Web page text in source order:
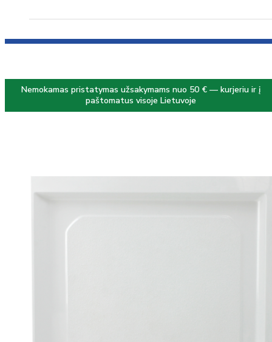
Nemokamas pristatymas užsakymams nuo 50 € — kurjeriu ir į
paštomatus visoje Lietuvoje